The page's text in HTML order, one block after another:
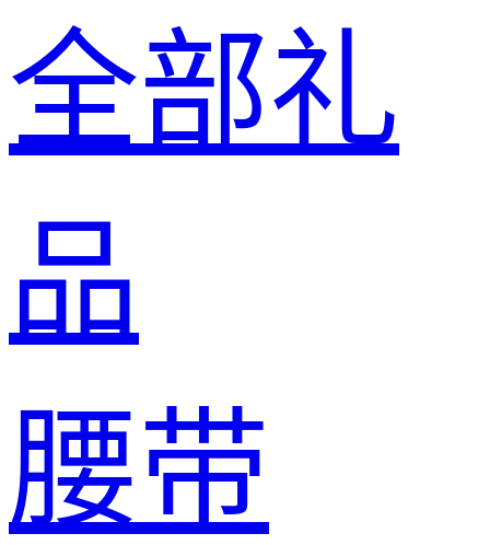
全部礼
品
腰带